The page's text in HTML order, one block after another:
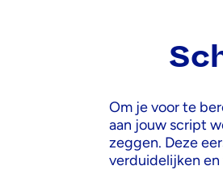
Om je voor te
aan jouw script
zeggen. Deze
verduidelijken